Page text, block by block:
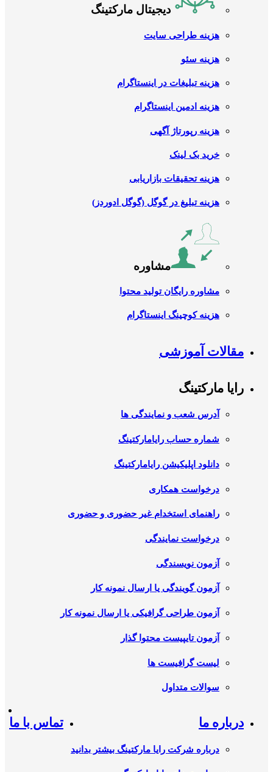
دیجیتال مارکتینگ
هزینه طراحی سایت
هزینه سئو
هزینه تبلیغات در اینستاگرام
هزینه ادمین اینستاگرام
هزینه رپورتاژ آگهی
خرید بک لینک
هزینه تحقیقات بازاریابی
هزینه تبلیغ در گوگل (گوگل ادوردز)
مشاوره
مشاوره رایگان تولید محتوا
هزینه کوچینگ اینستاگرام
مقالات آموزشی
رایا مارکتینگ
آدرس شعب و نمایندگی ها
شماره حساب رایامارکتینگ
دانلود اپلیکیشن رایامارکتینگ
درخواست همکاری
راهنمای استخدام غیر حضوری و حضوری
درخواست نمایندگی
آزمون نویسندگی
آزمون گویندگی یا ارسال نمونه کار
آزمون طراحی گرافیکی یا ارسال نمونه کار
آزمون تایپیست محتوا گذار
لیست گرافیست ها
سوالات متداول
درباره ما
درباره شرکت رایا مارکتینگ بیشتر بدانید
تماس با ما